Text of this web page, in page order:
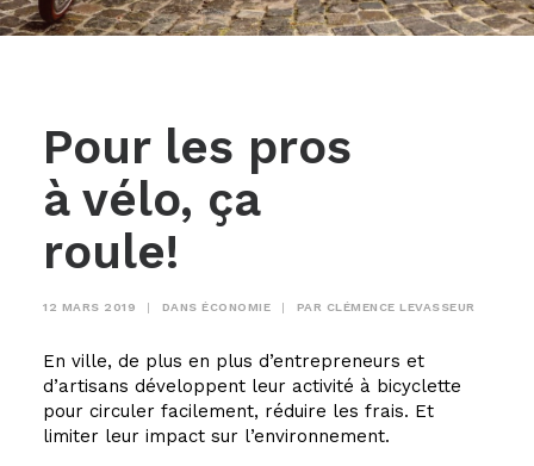
Pour les pros
à vélo, ça
roule!
12 MARS 2019 | DANS ÉCONOMIE | PAR CLÉMENCE LEVASSEUR
En ville, de plus en plus d’entrepreneurs et
d’artisans développent leur activité à bicyclette
pour circuler facilement, réduire les frais. Et
limiter leur impact sur l’environnement.